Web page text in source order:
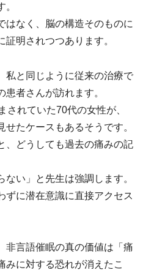
はなく、脳の構造そのものに
明されつつあります。
私と同じように従来の治療で
者さんが訪れます。
されていた70代の女性が、
たケースもあるそうです。
、どうしても過去の痛みの記
い」と先生は強調します。
ずに潜在意識に直接アクセス
非言語催眠の真の価値は「痛
みに対する恐れが消えたこ